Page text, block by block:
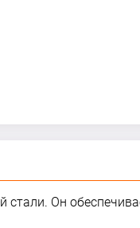
стали. Он